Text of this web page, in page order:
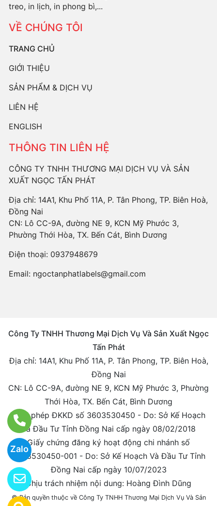
Zalo
treo, in lịch, in phong bì,...
VỀ CHÚNG TÔI
TRANG CHỦ
GIỚI THIỆU
SẢN PHẨM & DỊCH VỤ
LIÊN HỆ
ENGLISH
THÔNG TIN LIÊN HỆ
CÔNG TY TNHH THƯƠNG MẠI DỊCH VỤ VÀ SẢN
XUẤT NGỌC TẤN PHÁT
Địa chỉ: 14A1, Khu Phố 11A, P. Tân Phong, TP. Biên Hoà,
Đồng Nai
CN: Lô CC-9A, đường NE 9, KCN Mỹ Phước 3,
Phường Thới Hòa, TX. Bến Cát, Bình Dương
Điện thoại: 0937948679
Email: ngoctanphatlabels@gmail.com
Công Ty TNHH Thương Mại Dịch Vụ Và Sản Xuất Ngọc
Tấn Phát
Địa chỉ: 14A1, Khu Phố 11A, P. Tân Phong, TP. Biên Hoà,
Đồng Nai
CN: Lô CC-9A, đường NE 9, KCN Mỹ Phước 3, Phường
Thới Hòa, TX. Bến Cát, Bình Dương
Giấy phép ĐKKD số 3603530450 - Do: Sở Kế Hoạch
Và Đầu Tư Tỉnh Đồng Nai cấp ngày 08/02/2018
Giấy chứng đăng ký hoạt động chi nhánh số
3603530450-001 - Do: Sở Kế Hoạch Và Đầu Tư Tỉnh
Đồng Nai cấp ngày 10/07/2023
Chịu trách nhiệm nội dung: Hoàng Đình Dũng
© Bản quyền thuộc về Công Ty TNHH Thương Mại Dịch Vụ Và Sản